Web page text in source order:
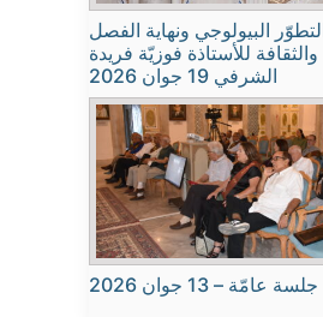
البيولوجي ونهاية الفصل
للأستاذة فوزيّة فريدة
الشرفي 19 جوان 2026
جلسة عامّة – 13 جوان 2026